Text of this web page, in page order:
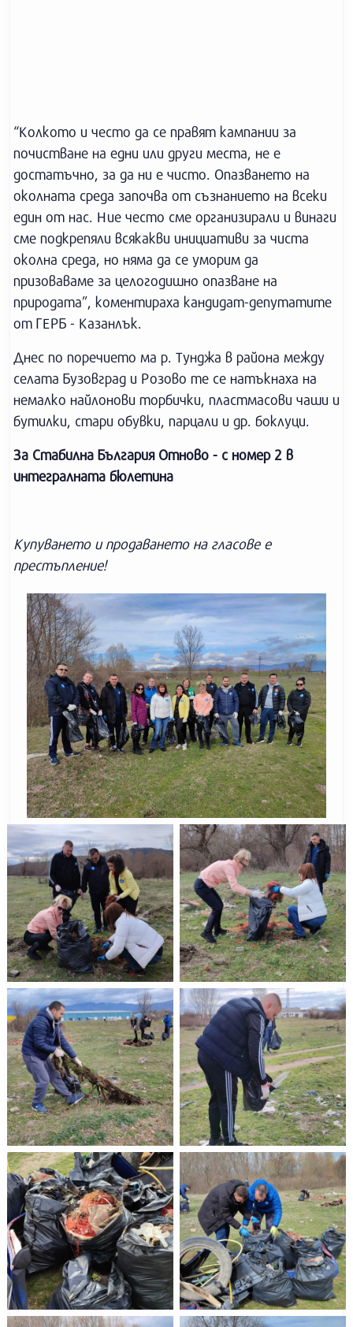
“Колкото и често да се правят кампании за
почистване на едни или други места, не е
достатъчно, за да ни е чисто. Опазването на
околната среда започва от съзнанието на всеки
един от нас. Ние често сме организирали и винаги
сме подкрепяли всякакви инициативи за чиста
околна среда, но няма да се уморим да
призоваваме за целогодишно опазване на
природата”, коментираха кандидат-депутатите
от ГЕРБ - Казанлък.
Днес по поречието ма р. Тунджа в района между
селата Бузовград и Розово те се натъкнаха на
немалко найлонови торбички, пластмасови чаши и
бутилки, стари обувки, парцали и др. боклуци.
За Стабилна България Отново - с номер 2 в
интегралната бюлетина
Купуването и продаването на гласове е
престъпление!